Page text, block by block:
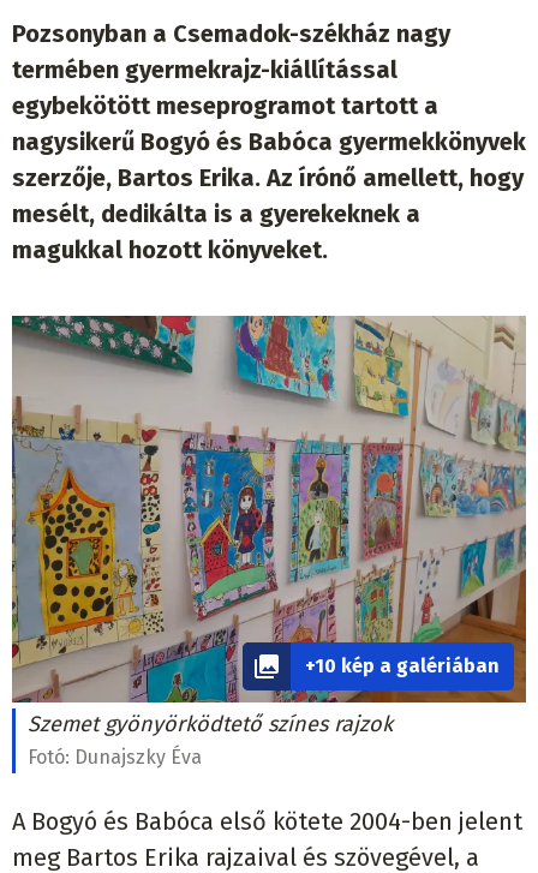
Pozsonyban a Csemadok-székház nagy
termében gyermekrajz-kiállítással
egybekötött meseprogramot tartott a
nagysikerű Bogyó és Babóca gyermekkönyvek
szerzője, Bartos Erika. Az írónő amellett, hogy
mesélt, dedikálta is a gyerekeknek a
magukkal hozott könyveket.
+10 kép a galériában
Szemet gyönyörködtető színes rajzok
Fotó: Dunajszky Éva
A Bogyó és Babóca első kötete 2004-ben jelent
meg Bartos Erika rajzaival és szövegével, a